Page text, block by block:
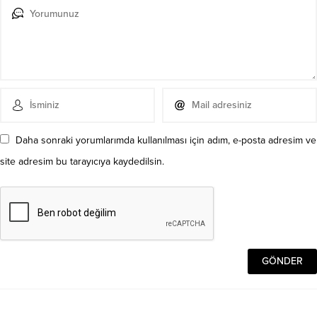
Daha sonraki yorumlarımda kullanılması için adım, e-posta adresim ve
site adresim bu tarayıcıya kaydedilsin.